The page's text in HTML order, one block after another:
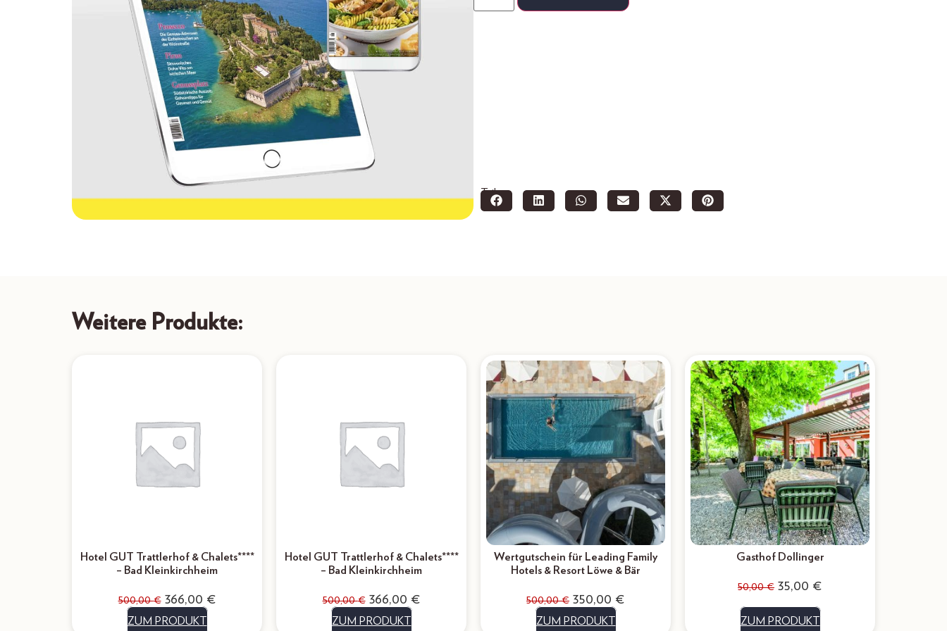
Teilen:
Weitere Produkte:
Hotel GUT Trattlerhof & Chalets****
– Bad Kleinkirchheim
500,00€ 366,00 €
ZUM PRODUKT
Hotel GUT Trattlerhof & Chalets****
– Bad Kleinkirchheim
500,00€ 366,00 €
ZUM PRODUKT
Wertgutschein für Leading Family
Hotels & Resort Löwe & Bär
500,00€ 350,00 €
ZUM PRODUKT
Gasthof Dollinger
50,00€ 35,00 €
ZUM PRODUKT